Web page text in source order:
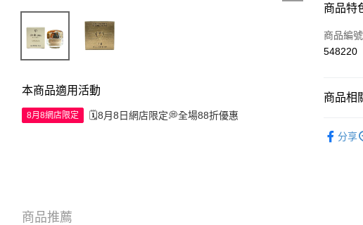
本商品適用活動
8月8網店限定 🗓️8月8日網店限定💭全場88折優惠
付款方
信用卡
商品特
商品編號
548220
商品相
分享
商品推薦